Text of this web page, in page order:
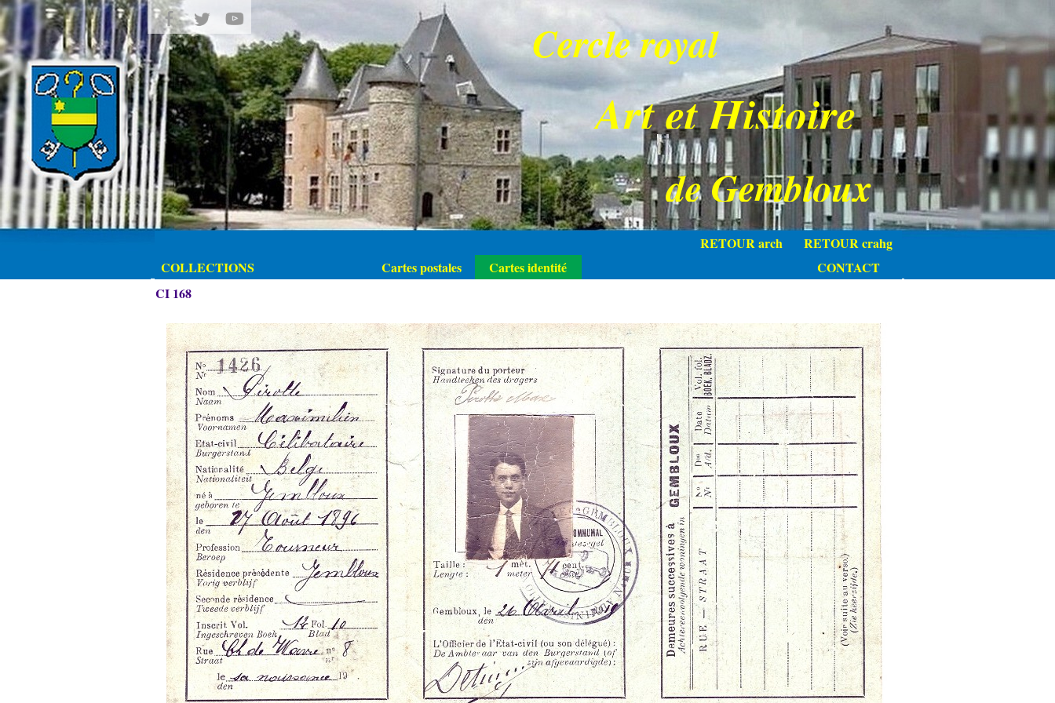
de Gembloux
Art et Histoire
Cercle royal
RETOUR arch
RETOUR crahg
COLLECTIONS
Cartes postales Cartes identité
CONTACT
CI 168